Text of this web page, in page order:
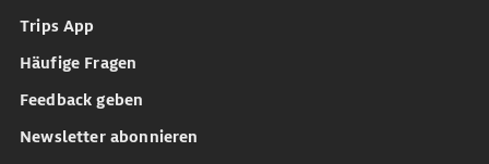
Trips App
Häufige Fragen
Feedback geben
Newsletter abonnieren